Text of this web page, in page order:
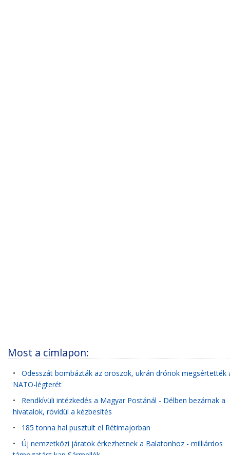
Most a címlapon:
• Odesszát bombázták az oroszok, ukrán drónok megsértették
NATO-légterét
• Rendkívüli intézkedés a Magyar Postánál - Délben bezárnak a
hivatalok, rövidül a kézbesítés
• 185 tonna hal pusztult el Rétimajorban
• Új nemzetközi járatok érkezhetnek a Balatonhoz - milliárdos